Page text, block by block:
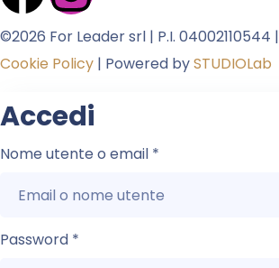
©2026 For Leader srl | P.I. 04002110544 |
Cookie Policy | Powered bySTUDIOLab
Accedi
Nome utente o email *
Password *